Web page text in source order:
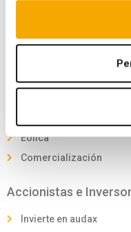
Proyectos
Eólica
Comercialización
Accionistas e
Invierte en audax